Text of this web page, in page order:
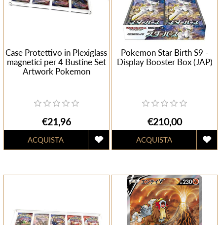
Case Protettivo in Plexiglass
magnetici per 4 Bustine Set
Artwork Pokemon
€21,96
Pokemon Star Birth S9 -
Display Booster Box (JAP)
€210,00